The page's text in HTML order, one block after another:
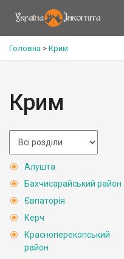
Головна > Крим
Крим
Алушта
Бахчисарайський район
Євпаторія
Керч
Красноперекопський
район